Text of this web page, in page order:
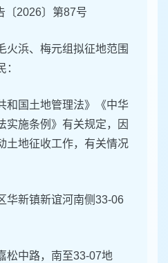
〔2026〕第87号
火浜、梅元组拟征地范围
和国土地管理法》《中华
实施条例》有关规定，因
土地征收工作，有关情况
华新镇新谊河南侧33-06
松中路，南至33-07地